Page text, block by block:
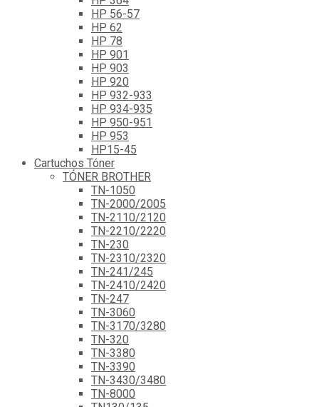
HP 56-57
HP 62
HP 78
HP 901
HP 903
HP 920
HP 932-933
HP 934-935
HP 950-951
HP 953
HP15-45
Cartuchos Tóner
TÓNER BROTHER
TN-1050
TN-2000/2005
TN-2110/2120
TN-2210/2220
TN-230
TN-2310/2320
TN-241/245
TN-2410/2420
TN-247
TN-3060
TN-3170/3280
TN-320
TN-3380
TN-3390
TN-3430/3480
TN-8000